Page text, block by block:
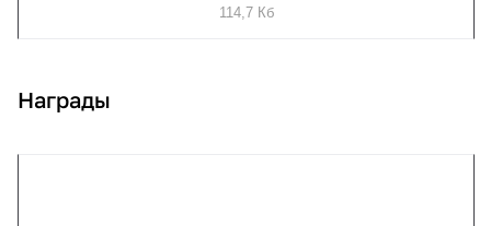
114,7 Кб
Награды